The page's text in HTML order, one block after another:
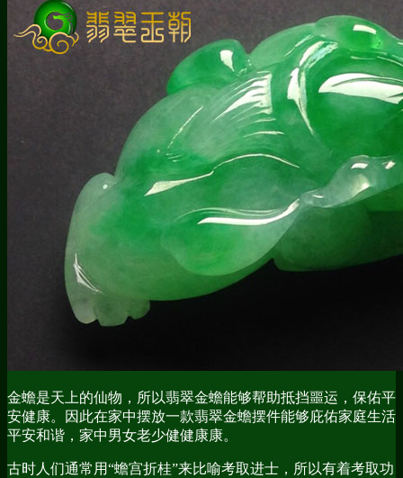
金蟾是天上的仙物，所以翡翠金蟾能够帮助抵挡噩运，保佑平
安健康。因此在家中摆放一款翡翠金蟾摆件能够庇佑家庭生活
平安和谐，家中男女老少健健康康。
古时人们通常用“蟾宫折桂”来比喻考取进士，所以有着考取功